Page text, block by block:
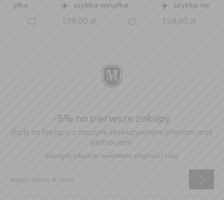
szybka wysyłka
179,00
szybka wysyłka
159,00
-5% na pierwsze zakupy
Bądź na bieżąco z naszymi ekskluzywnymi ofertami oraz
promocjami.
Szczegóły odnośnie newslettera znajdziesz tutaj.